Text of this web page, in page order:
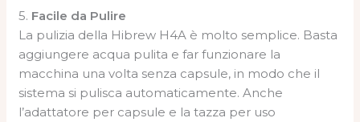
5. Facile da Pulire
La pulizia della Hibrew H4A è molto semplice. Basta
aggiungere acqua pulita e far funzionare la
macchina una volta senza capsule, in modo che il
sistema si pulisca automaticamente. Anche
l’adattatore per capsule e la tazza per uso